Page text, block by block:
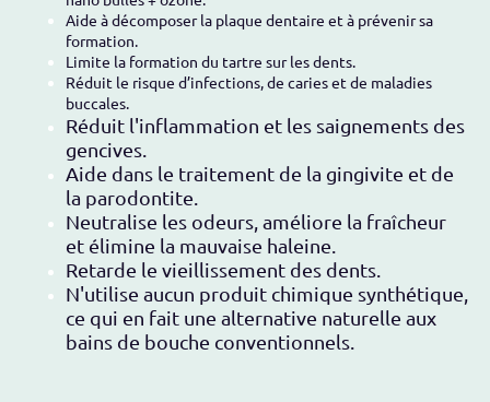
Aide à décomposer la plaque dentaire et à prévenir sa
formation.
Limite la formation du tartre sur les dents.
Réduit le risque d’infections, de caries et de maladies
buccales.
Réduit l'inflammation et les saignements des
gencives.
Aide dans le traitement de la gingivite et de
la parodontite.
Neutralise les odeurs, améliore la fraîcheur
et élimine la mauvaise haleine.
Retarde le vieillissement des dents.
N'utilise aucun produit chimique synthétique,
ce qui en fait une alternative naturelle aux
bains de bouche conventionnels.